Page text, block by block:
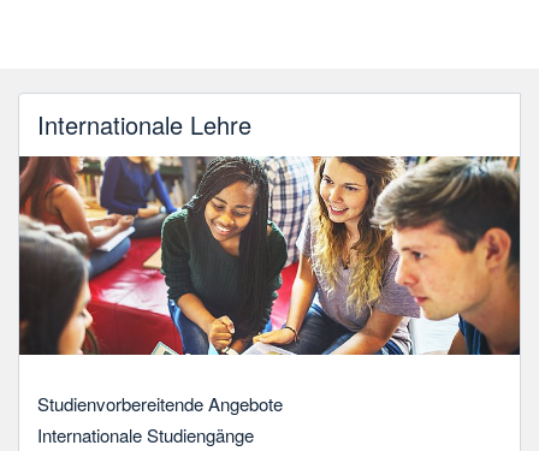
Internationale Lehre
Studienvorbereitende Angebote
Internationale Studiengänge